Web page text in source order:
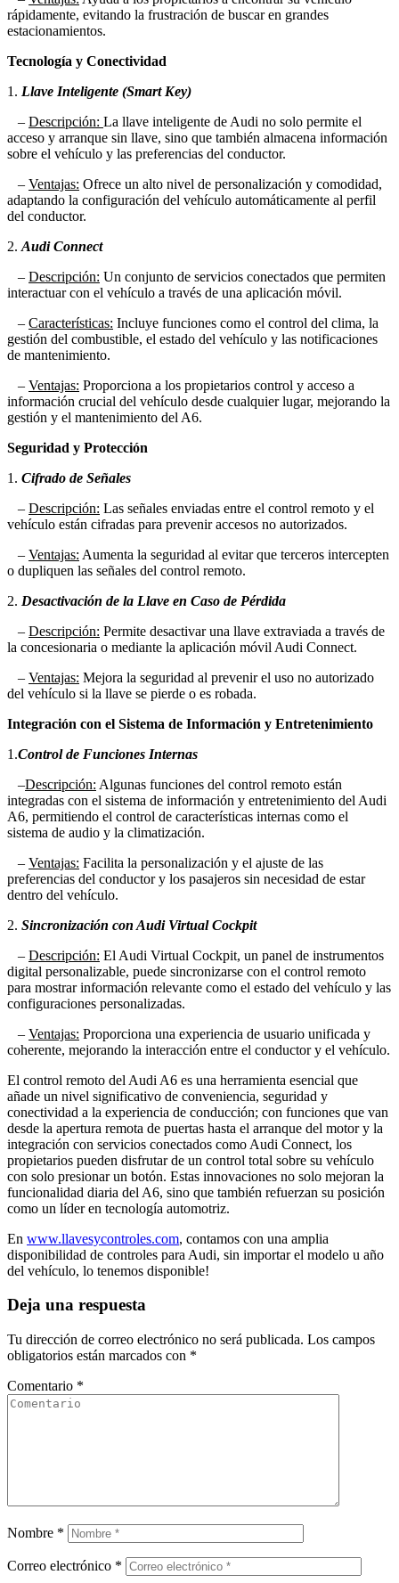
rápidamente, evitando la frustración de buscar en grandes
estacionamientos.
Tecnología y Conectividad
1. Llave Inteligente (Smart Key)
– Descripción: La llave inteligente de Audi no solo permite el
acceso y arranque sin llave, sino que también almacena información
sobre el vehículo y las preferencias del conductor.
– Ventajas: Ofrece un alto nivel de personalización y comodidad,
adaptando la configuración del vehículo automáticamente al perfil
del conductor.
2. Audi Connect
– Descripción: Un conjunto de servicios conectados que permiten
interactuar con el vehículo a través de una aplicación móvil.
– Características: Incluye funciones como el control del clima, la
gestión del combustible, el estado del vehículo y las notificaciones
de mantenimiento.
– Ventajas: Proporciona a los propietarios control y acceso a
información crucial del vehículo desde cualquier lugar, mejorando la
gestión y el mantenimiento del A6.
Seguridad y Protección
1. Cifrado de Señales
– Descripción: Las señales enviadas entre el control remoto y el
vehículo están cifradas para prevenir accesos no autorizados.
– Ventajas: Aumenta la seguridad al evitar que terceros intercepten
o dupliquen las señales del control remoto.
2. Desactivación de la Llave en Caso de Pérdida
– Descripción: Permite desactivar una llave extraviada a través de
la concesionaria o mediante la aplicación móvil Audi Connect.
– Ventajas: Mejora la seguridad al prevenir el uso no autorizado
del vehículo si la llave se pierde o es robada.
Integración con el Sistema de Información y Entretenimiento
1.Control de Funciones Internas
–Descripción: Algunas funciones del control remoto están
integradas con el sistema de información y entretenimiento del Audi
A6, permitiendo el control de características internas como el
sistema de audio y la climatización.
– Ventajas: Facilita la personalización y el ajuste de las
preferencias del conductor y los pasajeros sin necesidad de estar
dentro del vehículo.
2. Sincronización con Audi Virtual Cockpit
– Descripción: El Audi Virtual Cockpit, un panel de instrumentos
digital personalizable, puede sincronizarse con el control remoto
para mostrar información relevante como el estado del vehículo y las
configuraciones personalizadas.
– Ventajas: Proporciona una experiencia de usuario unificada y
coherente, mejorando la interacción entre el conductor y el vehículo.
El control remoto del Audi A6 es una herramienta esencial que
añade un nivel significativo de conveniencia, seguridad y
conectividad a la experiencia de conducción; con funciones que van
desde la apertura remota de puertas hasta el arranque del motor y la
integración con servicios conectados como Audi Connect, los
propietarios pueden disfrutar de un control total sobre su vehículo
con solo presionar un botón. Estas innovaciones no solo mejoran la
funcionalidad diaria del A6, sino que también refuerzan su posición
como un líder en tecnología automotriz.
En www.llavesycontroles.com, contamos con una amplia
disponibilidad de controles para Audi, sin importar el modelo u año
del vehículo, lo tenemos disponible!
Deja una respuesta
Tu dirección de correo electrónico no será publicada. Los campos
obligatorios están marcados con *
Comentario *
Nombre *
Correo electrónico *